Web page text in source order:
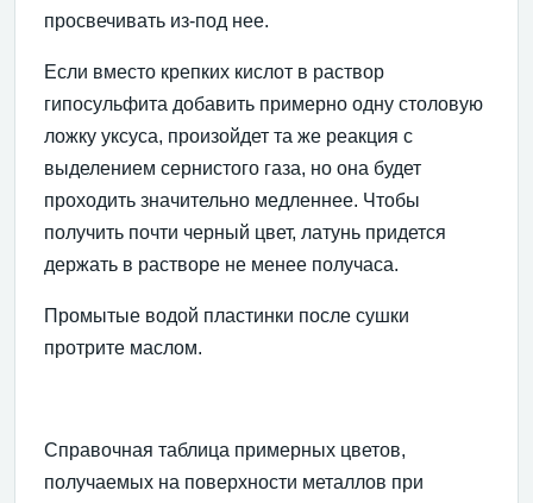
просвечивать из-под нее.
Если вместо крепких кислот в раствор
гипосульфита добавить примерно одну столовую
ложку уксуса, произойдет та же реакция с
выделением сернистого газа, но она будет
проходить значительно медленнее. Чтобы
получить почти черный цвет, латунь придется
держать в растворе не менее получаса.
Промытые водой пластинки после сушки
протрите маслом.
Справочная таблица примерных цветов,
получаемых на поверхности металлов при